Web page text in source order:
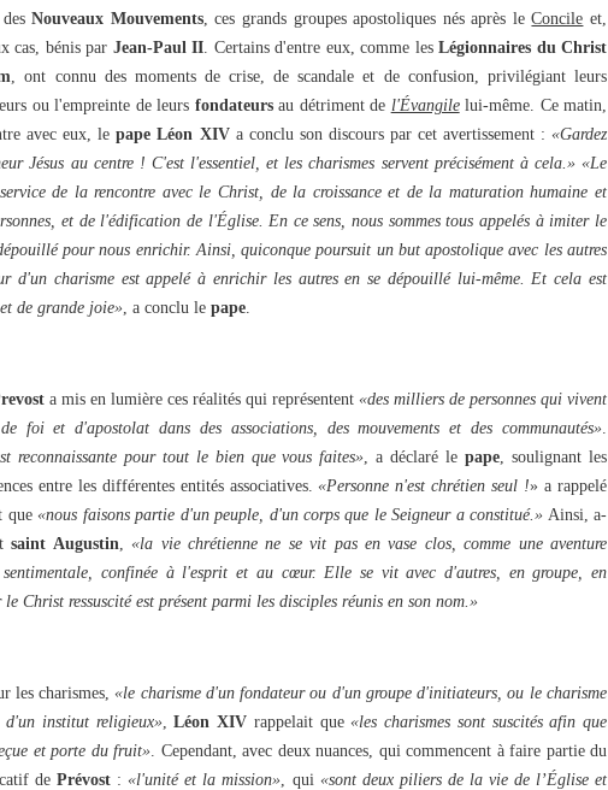
desNouveaux Mouvements, ces grands groupes apostoliques nés après leConcile et,
cas, bénis par Jean-Paul II. Certains d'entre eux, comme lesLégionnaires du Christ
, ont connu des moments de crise, de scandale et de confusion, privilégiant leurs
ou l'empreinte de leurs fondateursau détriment de l'Évangilelui-même. Ce matin,
avec eux, lepape Léon XIVa conclu son discours par cet avertissement :«Gardez
Jésus au centre ! C'est l'essentiel, et les charismes servent précisément à cela.» «Le
de la rencontre avec le Christ, de la croissance et de la maturation humaine et
et de l'édification de l'Église. En ce sens, nous sommes tous appelés à imiter le
pour nous enrichir. Ainsi, quiconque poursuit un but apostolique avec les autres
d'un charisme est appelé à enrichir les autres en se dépouillé lui-même. Et cela est
de grande joie», a conclu le pape.
a mis en lumière ces réalités qui représentent «des milliers de personnes qui vivent
foi et d'apostolat dans des associations, des mouvements et des communautés».
reconnaissante pour tout le bien que vous faites», a déclaré lepape, soulignant les
entre les différentes entités associatives.«Personne n'est chrétien seul !» a rappelé
que«nous faisons partie d'un peuple, d'un corps que le Seigneur a constitué.» Ainsi, a-
saint Augustin,«la vie chrétienne ne se vit pas en vase clos, comme une aventure
confinée à l'esprit et au cœur. Elle se vit avec d'autres, en groupe, en
Christ ressuscité est présent parmi les disciples réunis en son nom.»
les charismes,«le charisme d'un fondateur ou d'un groupe d'initiateurs, ou le charisme
institut religieux»,Léon XIV rappelait que«les charismes sont suscités afin que
et porte du fruit». Cependant, avec deux nuances, qui commencent à faire partie du
dePrévost :«l'unité et la mission», qui «sont deux piliers de la vie de l’Église et